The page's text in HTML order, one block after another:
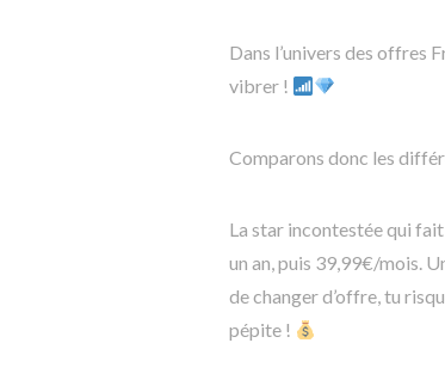
Dans l’univers des offres
vibrer !
Comparons donc les
La star incontestée qui
un an, puis 39,99€/mois.
de changer d’offre, tu
pépite !